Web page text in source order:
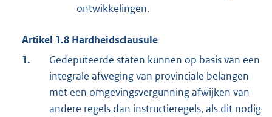
ontwikkelingen.
Artikel 1.8 Hardheidsclausule
1.
Gedeputeerde staten kunnen op basis van een
integrale afweging van provinciale belangen
met een omgevingsvergunning afwijken van
andere regels dan instructieregels, als dit nodig